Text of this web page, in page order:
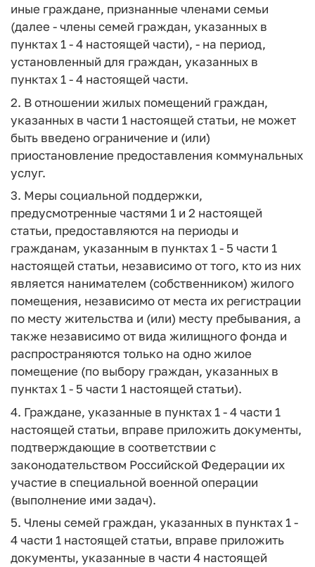
иные граждане, признанные членами семьи
(далее - члены семей граждан, указанных в
пунктах 1 - 4 настоящей части), - на период,
установленный для граждан, указанных в
пунктах 1 - 4 настоящей части.
2. В отношении жилых помещений граждан,
указанных в части 1 настоящей статьи, не может
быть введено ограничение и (или)
приостановление предоставления коммунальных
услуг.
3. Меры социальной поддержки,
предусмотренные частями 1 и 2 настоящей
статьи, предоставляются на периоды и
гражданам, указанным в пунктах 1 - 5 части 1
настоящей статьи, независимо от того, кто из них
является нанимателем (собственником) жилого
помещения, независимо от места их регистрации
по месту жительства и (или) месту пребывания, а
также независимо от вида жилищного фонда и
распространяются только на одно жилое
помещение (по выбору граждан, указанных в
пунктах 1 - 5 части 1 настоящей статьи).
4. Граждане, указанные в пунктах 1 - 4 части 1
настоящей статьи, вправе приложить документы,
подтверждающие в соответствии с
законодательством Российской Федерации их
участие в специальной военной операции
(выполнение ими задач).
5. Члены семей граждан, указанных в пунктах 1 -
4 части 1 настоящей статьи, вправе приложить
документы, указанные в части 4 настоящей